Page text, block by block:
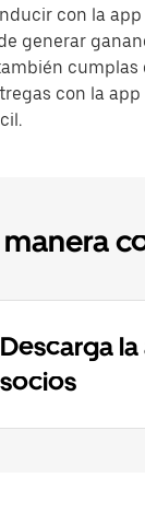
con la
generar
cumplas
con la app
Descarga
socios